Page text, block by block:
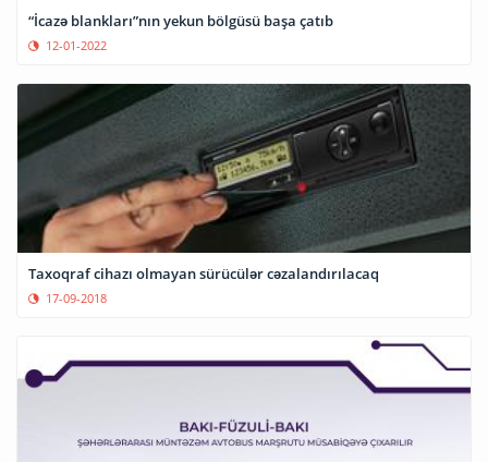
“İcazə blankları”nın yekun bölgüsü başa çatıb
12-01-2022
Taxoqraf cihazı olmayan sürücülər cəzalandırılacaq
17-09-2018